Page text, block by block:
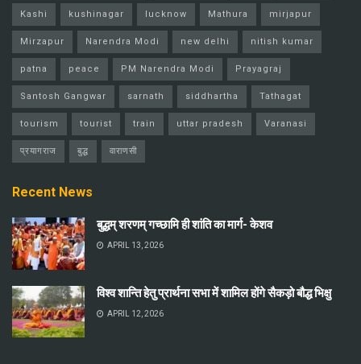
Kashi kushinagar lucknow Mathura mirjapur
Mirzapur Narendra Modi new delhi nitish kumar
patna peace PM Narendra Modi Prayagraj
Santosh Gangwar sarnath siddhartha Tathagat
tourism tourist train uttar pradesh Varanasi
प्रयागराज बुद्ध वाराणसी
Recent News
बुद्धम् शरणम् गच्छामि ही शांति का मार्ग- केशव
APRIL 13, 2026
विश्व शान्ति हेतु प्रार्थना सभा में शामिल होंगे सैकड़ो बौद्ध भिक्षु
APRIL 12, 2026